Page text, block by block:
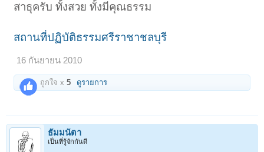
สาธุครับ ทั้งสวย ทั้งมีคุณธรรม
สถานที่ปฏิบัติธรรมศรีราชาชลบุรี
16 กันยายน 2010
ถูกใจ x5 ดูรายการ
ธัมมนัตา
เป็นที่รู้จักกันดี